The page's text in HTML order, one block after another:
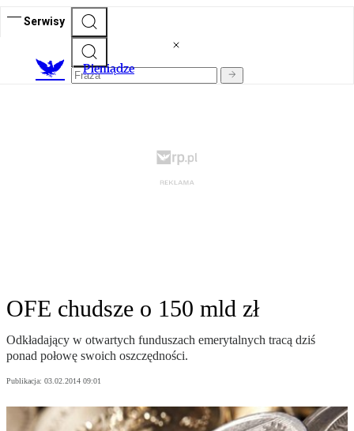
Serwisy
Pieniądze
OFE chudsze o 150 mld zł
Odkładający w otwartych funduszach emerytalnych tracą dziś
ponad połowę swoich oszczędności.
Publikacja: 03.02.2014 09:01